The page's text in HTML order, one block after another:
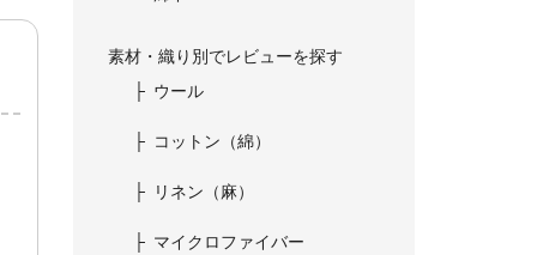
素材・織り別でレビューを探す
ウール
コットン（綿）
リネン（麻）
マイクロファイバー